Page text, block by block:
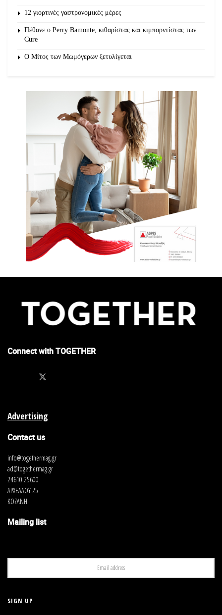
12 γιορτινές γαστρονομικές μέρες
Πέθανε ο Perry Bamonte, κιθαρίστας και κιμπορντίστας των
Cure
O Μίτος των Μωμόγερων ξετυλίγεται
Connect with TOGETHER
Advertising
Contact us
info@togethermag.gr
ad@togethermag.gr
24610 25600
ΑΡΧΕΛΑΟΥ 25
ΚΟΖΑΝΗ
Mailing list